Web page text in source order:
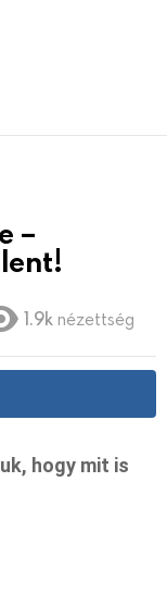
–
1.9k nézettség
hogy mit is